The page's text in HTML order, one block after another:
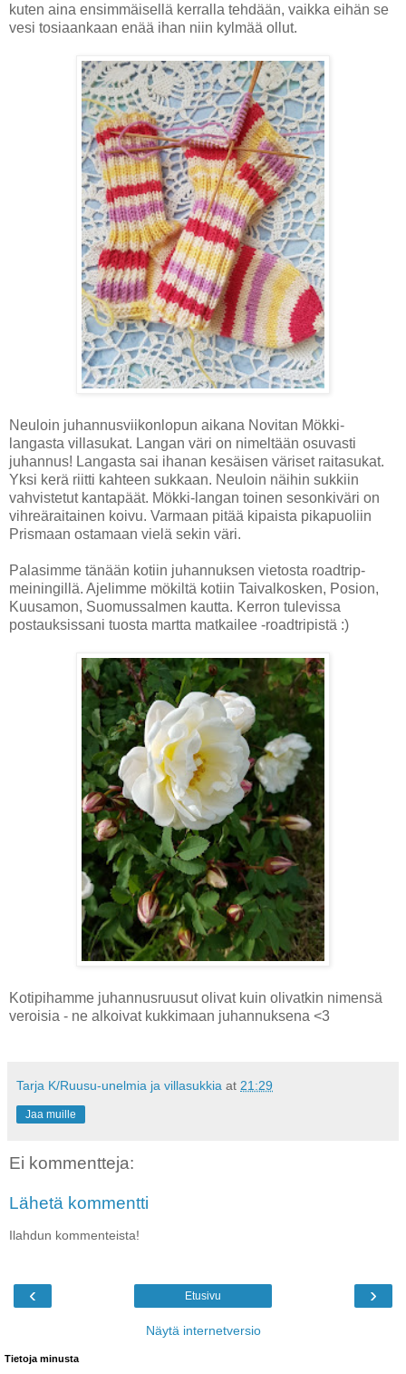
kuten aina ensimmäisellä kerralla tehdään, vaikka eihän se
vesi tosiaankaan enää ihan niin kylmää ollut.
Neuloin juhannusviikonlopun aikana Novitan Mökki-
langasta villasukat. Langan väri on nimeltään osuvasti
juhannus! Langasta sai ihanan kesäisen väriset raitasukat.
Yksi kerä riitti kahteen sukkaan. Neuloin näihin sukkiin
vahvistetut kantapäät. Mökki-langan toinen sesonkiväri on
vihreäraitainen koivu. Varmaan pitää kipaista pikapuoliin
Prismaan ostamaan vielä sekin väri.
Palasimme tänään kotiin juhannuksen vietosta roadtrip-
meiningillä. Ajelimme mökiltä kotiin Taivalkosken, Posion,
Kuusamon, Suomussalmen kautta. Kerron tulevissa
postauksissani tuosta martta matkailee -roadtripistä :)
Kotipihamme juhannusruusut olivat kuin olivatkin nimensä
veroisia - ne alkoivat kukkimaan juhannuksena <3
Tarja K/Ruusu-unelmia ja villasukkia at 21:29
Jaa muille
Ei kommentteja:
Lähetä kommentti
Ilahdun kommenteista!
‹ ›
Etusivu
Näytä internetversio
Tietoja minusta